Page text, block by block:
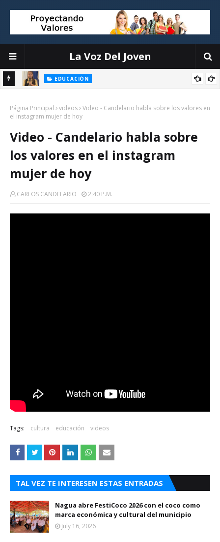
La Voz Del Joven
EDUCACIÓN
Página Principal videos Video - Candelario habla sobre los valores en
el instagram mujer de hoy
Video - Candelario habla sobre
los valores en el instagram
mujer de hoy
CARLOS CANDELARIO 2:40 P.m.
Tags: cultura educación videos
TAL VEZ TE INTERESEN ESTAS ENTRADAS
Nagua abre FestiCoco 2026 con el coco como
marca económica y cultural del municipio
July 16, 2026